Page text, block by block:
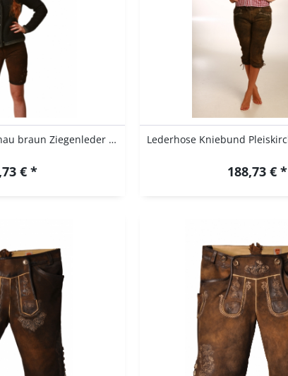
Lederhose kurz Rüdenau braun Ziegenleder mit...
€ * 188,73 € *